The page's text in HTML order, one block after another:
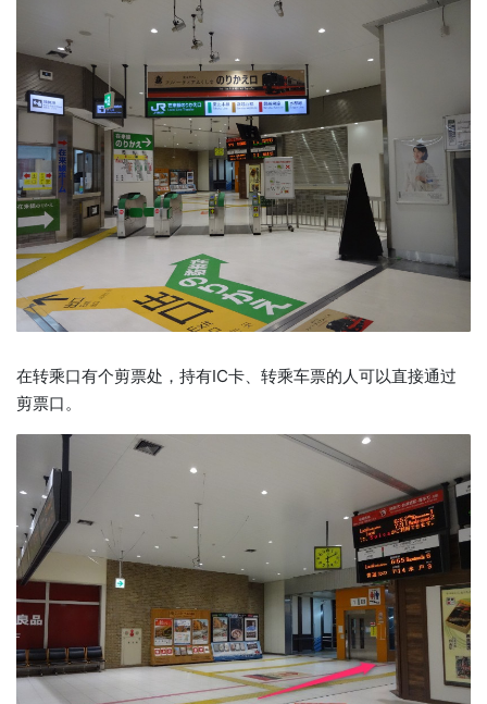
在转乘口有个剪票处，持有IC卡、转乘车票的人可以直接通过
剪票口。